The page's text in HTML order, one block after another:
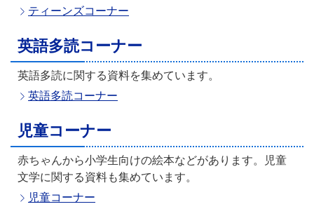
ティーンズコーナー
英語多読コーナー
英語多読に関する資料を集めています。
英語多読コーナー
児童コーナー
赤ちゃんから小学生向けの絵本などがあります。児童
文学に関する資料も集めています。
児童コーナー